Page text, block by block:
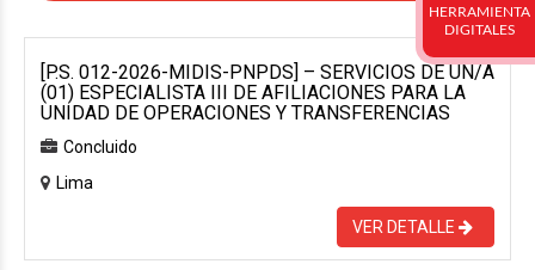
[P.S. 012-2026-MIDIS-PNPDS] – SERVICIOS DE UN/A
(01) ESPECIALISTA III DE AFILIACIONES PARA LA
UNIDAD DE OPERACIONES Y TRANSFERENCIAS
Concluido
Lima
VER DETALLE
HERRAMIENTA
DIGITALES